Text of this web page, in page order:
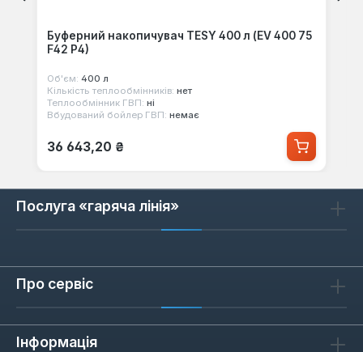
Буферний накопичувач TESY 400 л (EV 400 75
F42 P4)
Об'єм: 400 л
Кількість теплообмінників: нет
Теплообмінник ГВП: ні
Вбудований бойлер ГВП: немає
Звичайна ціна:
36 643,20 ₴
Послуга «гаряча лінія»
Про сервіс
Інформація